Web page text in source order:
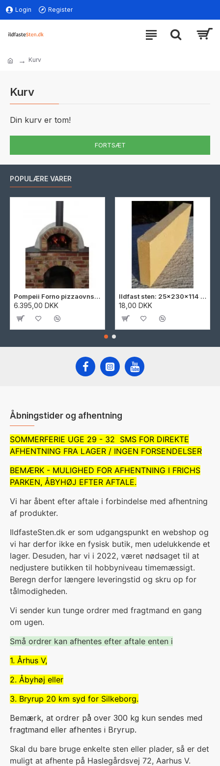
Login Register
Kurv
Kurv
Din kurv er tom!
FORTSÆT
POPULÆRE VARER
Pompeii Forno pizzaovnssæt 90 cm
6.395,00 DKK
Ildfast sten: 25x230x114 mm.
18,00 DKK
Åbningstider og afhentning
SOMMERFERIE UGE 29 - 32 SMS FOR DIREKTE
AFHENTNING FRA LAGER / INGEN FORSENDELSER
BEMÆRK - MULIGHED FOR AFHENTNING I FRICHS
PARKEN, ÅBYHØJ EFTER AFTALE.
Vi har åbent efter aftale i forbindelse med afhentning
af produkter.
IldfasteSten.dk er som udgangspunkt en webshop og
vi har derfor ikke en fysisk butik, men udelukkende et
lager. Desuden, har vi i 2022, været nødsaget til at
nedjustere butikken til hobbyniveau timemæssigt.
Beregn derfor længere leveringstid og skru op for
tålmodigheden.
Vi sender kun tunge ordrer med fragtmand en gang
om ugen.
Små ordrer kan afhentes efter aftale enten i
1. Århus V,
2. Åbyhøj eller
3. Bryrup 20 km syd for Silkeborg.
Bemærk, at ordrer på over 300 kg kun sendes med
fragtmand eller afhentes i Bryrup.
Skal du bare bruge enkelte sten eller plader, så er det
muligt at afhente på Haslegårdsvej 72, Aarhus V.